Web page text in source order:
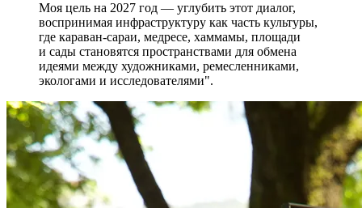
Моя цель на 2027 год — углубить этот диалог,
воспринимая инфраструктуру как часть культуры,
где караван-сараи, медресе, хаммамы, площади
и сады становятся пространствами для обмена
идеями между художниками, ремесленниками,
экологами и исследователями".